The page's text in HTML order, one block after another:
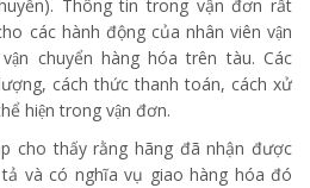
Thông tin trong vận đơn rất
các hành động của nhân viên vận
chuyển hàng hóa trên tàu. Các
cách thức thanh toán, cách xử
hiện trong vận đơn.
cho thấy rằng hãng đã nhận được
và có nghĩa vụ giao hàng hóa đó